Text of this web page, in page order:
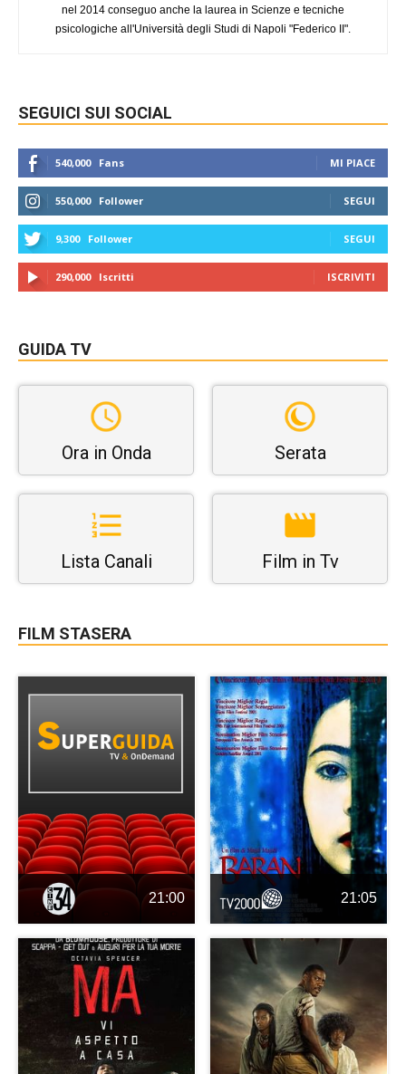
nel 2014 conseguo anche la laurea in Scienze e tecniche
psicologiche all'Università degli Studi di Napoli "Federico II".
SEGUICI SUI SOCIAL
540,000 Fans MI PIACE
550,000 Follower SEGUI
9,300 Follower SEGUI
290,000 Iscritti ISCRIVITI
GUIDA TV
Ora in Onda Serata
Lista Canali Film in Tv
FILM STASERA
21:00 21:05